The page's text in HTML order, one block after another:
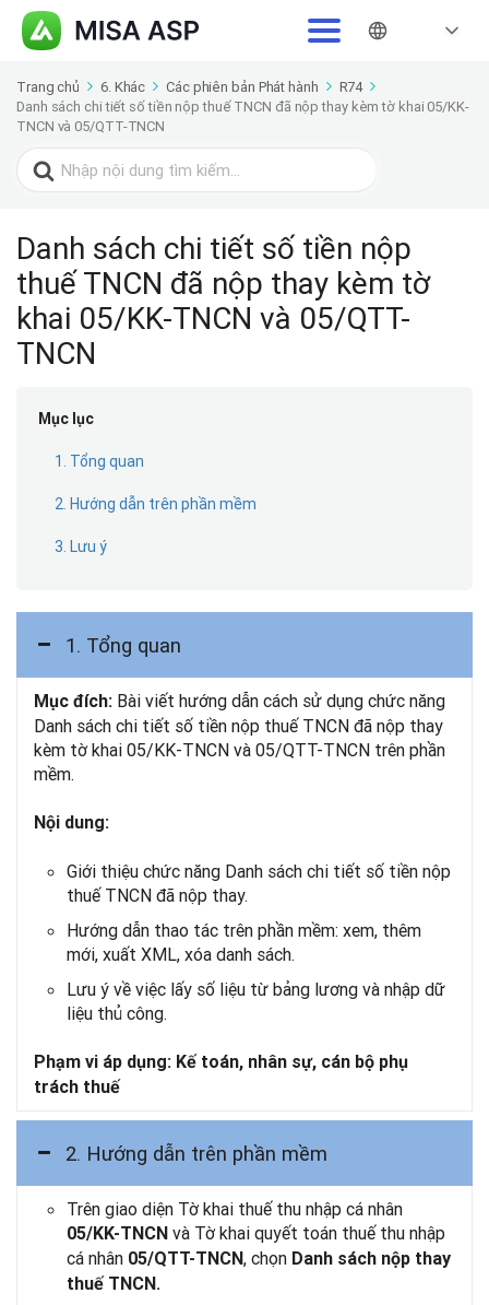
Trang chủ 6. Khác Các phiên bản Phát hành
R74
Danh sách chi tiết số tiền nộp thuế TNCN đã nộp thay kèm tờ khai 05/KK-
TNCN và 05/QTT-TNCN
Search
for:
Danh sách chi tiết số tiền nộp
thuế TNCN đã nộp thay kèm tờ
khai 05/KK-TNCN và 05/QTT-
TNCN
Mục lục
1. Tổng quan
2. Hướng dẫn trên phần mềm
3. Lưu ý
1. Tổng quan
Mục đích: Bài viết hướng dẫn cách sử dụng chức năng
Danh sách chi tiết số tiền nộp thuế TNCN đã nộp thay
kèm tờ khai 05/KK-TNCN và 05/QTT-TNCN trên phần
mềm.
Nội dung:
Giới thiệu chức năng Danh sách chi tiết số tiền nộp
thuế TNCN đã nộp thay.
Hướng dẫn thao tác trên phần mềm: xem, thêm
mới, xuất XML, xóa danh sách.
Lưu ý về việc lấy số liệu từ bảng lương và nhập dữ
liệu thủ công.
Phạm vi áp dụng: Kế toán, nhân sự, cán bộ phụ
trách thuế
2. Hướng dẫn trên phần mềm
Trên giao diện Tờ khai thuế thu nhập cá nhân
05/KK-TNCN và Tờ khai quyết toán thuế thu nhập
cá nhân 05/QTT-TNCN, chọn Danh sách nộp thay
thuế TNCN.